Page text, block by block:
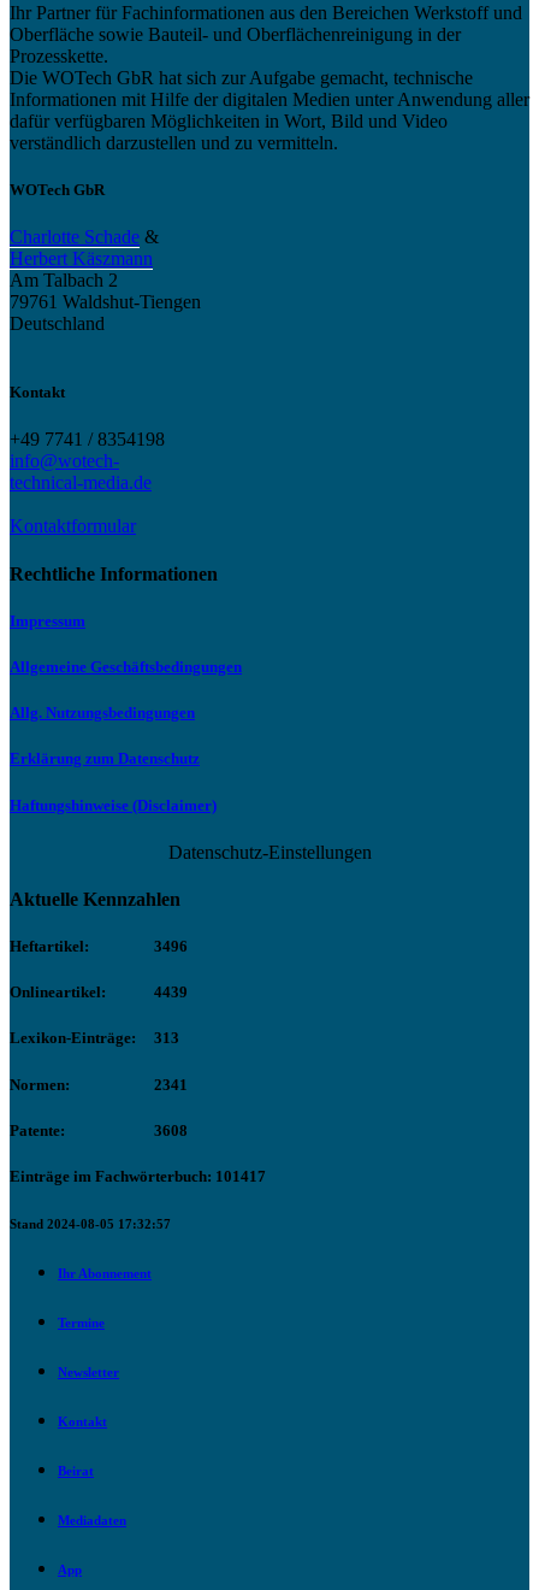
Ihr Partner für Fachinformationen aus den Bereichen Werkstoff und
Oberfläche sowie Bauteil- und Oberflächenreinigung in der
Prozesskette.
Die WOTech GbR hat sich zur Aufgabe gemacht, technische
Informationen mit Hilfe der digitalen Medien unter Anwendung aller
dafür verfügbaren Möglichkeiten in Wort, Bild und Video
verständlich darzustellen und zu vermitteln.
WOTech GbR
Charlotte Schade &
Herbert Käszmann
Am Talbach 2
79761 Waldshut-Tiengen
Deutschland
Kontakt
+49 7741 / 8354198
info@wotech-
technical-media.de
Kontaktformular
Rechtliche Informationen
Impressum
Allgemeine Geschäftsbedingungen
Allg. Nutzungsbedingungen
Erklärung zum Datenschutz
Haftungshinweise (Disclaimer)
Datenschutz-Einstellungen
Aktuelle Kennzahlen
Heftartikel: 3496
Onlineartikel: 4439
Lexikon-Einträge: 313
Normen: 2341
Patente: 3608
Einträge im Fachwörterbuch: 101417
Stand 2024-08-05 17:32:57
Ihr Abonnement
Termine
Newsletter
Kontakt
Beirat
Mediadaten
App